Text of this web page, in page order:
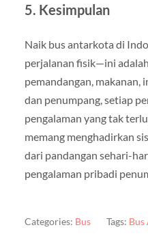
5. Kesimpulan
Naik bus antarkota di
perjalanan fisik—ini
pemandangan, makanan,
dan penumpang, setiap
pengalaman yang tak
memang menghadirkan
dari pandangan sehari-
pengalaman pribadi
Categories: Bus Tags: Bus